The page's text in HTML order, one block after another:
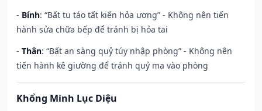
- Bính: “Bất tu táo tất kiến hỏa ương” - Không nên tiến
hành sửa chữa bếp để tránh bị hỏa tai
- Thân: “Bất an sàng quỷ túy nhập phòng” - Không nên
tiến hành kê giường để tránh quỷ ma vào phòng
Khổng Minh Lục Diệu